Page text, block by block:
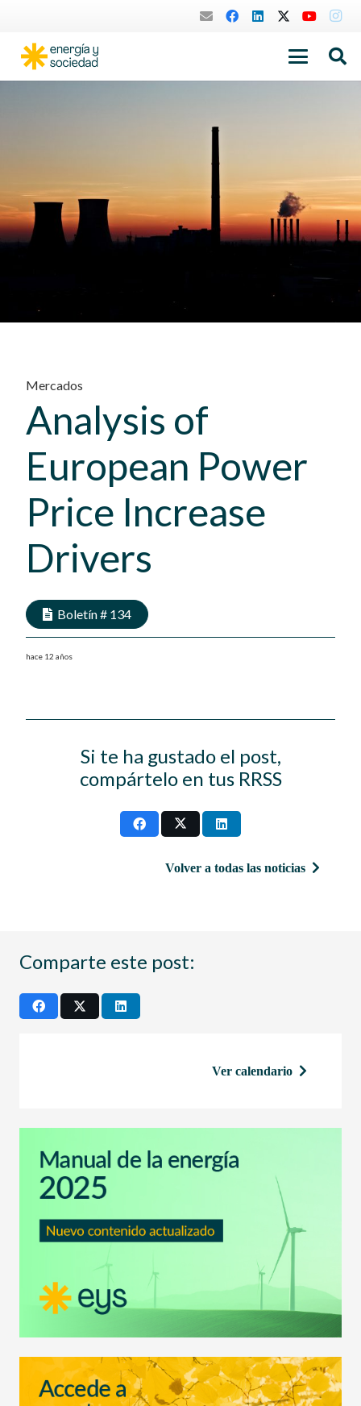
Mercados
Analysis of
European Power
Price Increase
Drivers
Boletín # 134
hace 12 años
Si te ha gustado el post,
compártelo en tus RRSS
Volver a todas las noticias
Comparte este post:
Ver calendario